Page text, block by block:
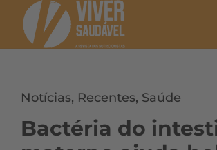
Notícias, Recentes, Saúde
Bactéria do